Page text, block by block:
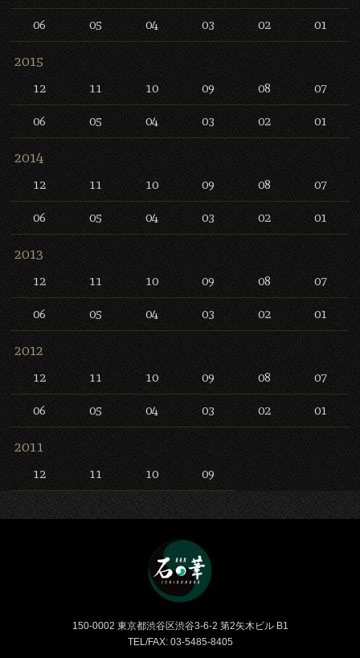
06 05 04 03 02 01
2015
12 11 10 09 08 07
06 05 04 03 02 01
2014
12 11 10 09 08 07
06 05 04 03 02 01
2013
12 11 10 09 08 07
06 05 04 03 02 01
2012
12 11 10 09 08 07
06 05 04 03 02 01
2011
12 11 10 09
150-0002 東京都渋谷区渋谷3-6-2 第2矢木ビル B1
TEL/FAX: 03-5485-8405